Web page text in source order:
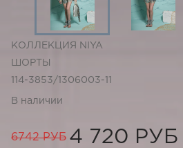
КОЛЛЕКЦИЯ NIYA
ШОРТЫ
114-3853/1306003-11
В наличии
6742 РУБ 4 720 РУБ